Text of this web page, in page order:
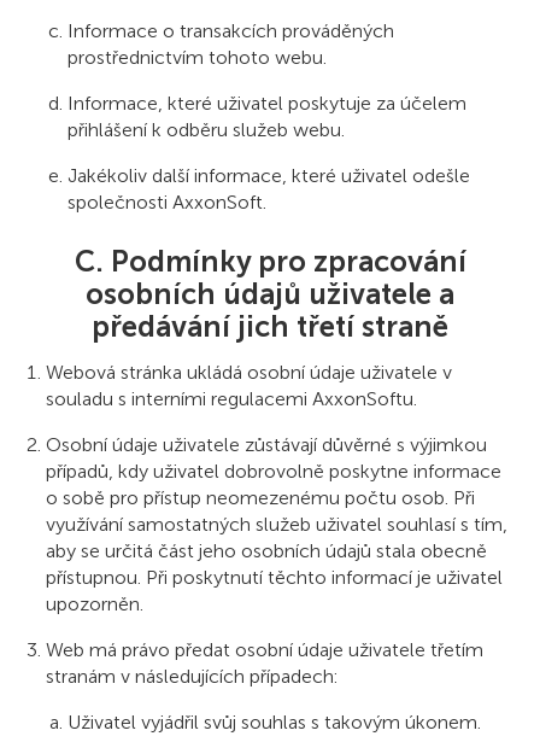
Informace o transakcích prováděných
prostřednictvím tohoto webu.
Informace, které uživatel poskytuje za účelem
přihlášení k odběru služeb webu.
Jakékoliv další informace, které uživatel odešle
společnosti AxxonSoft.
C. Podmínky pro zpracování
osobních údajů uživatele a
předávání jich třetí straně
Webová stránka ukládá osobní údaje uživatele v
souladu s interními regulacemi AxxonSoftu.
Osobní údaje uživatele zůstávají důvěrné s výjimkou
případů, kdy uživatel dobrovolně poskytne informace
o sobě pro přístup neomezenému počtu osob. Při
využívání samostatných služeb uživatel souhlasí s tím,
aby se určitá část jeho osobních údajů stala obecně
přístupnou. Při poskytnutí těchto informací je uživatel
upozorněn.
Web má právo předat osobní údaje uživatele třetím
stranám v následujících případech:
Uživatel vyjádřil svůj souhlas s takovým úkonem.